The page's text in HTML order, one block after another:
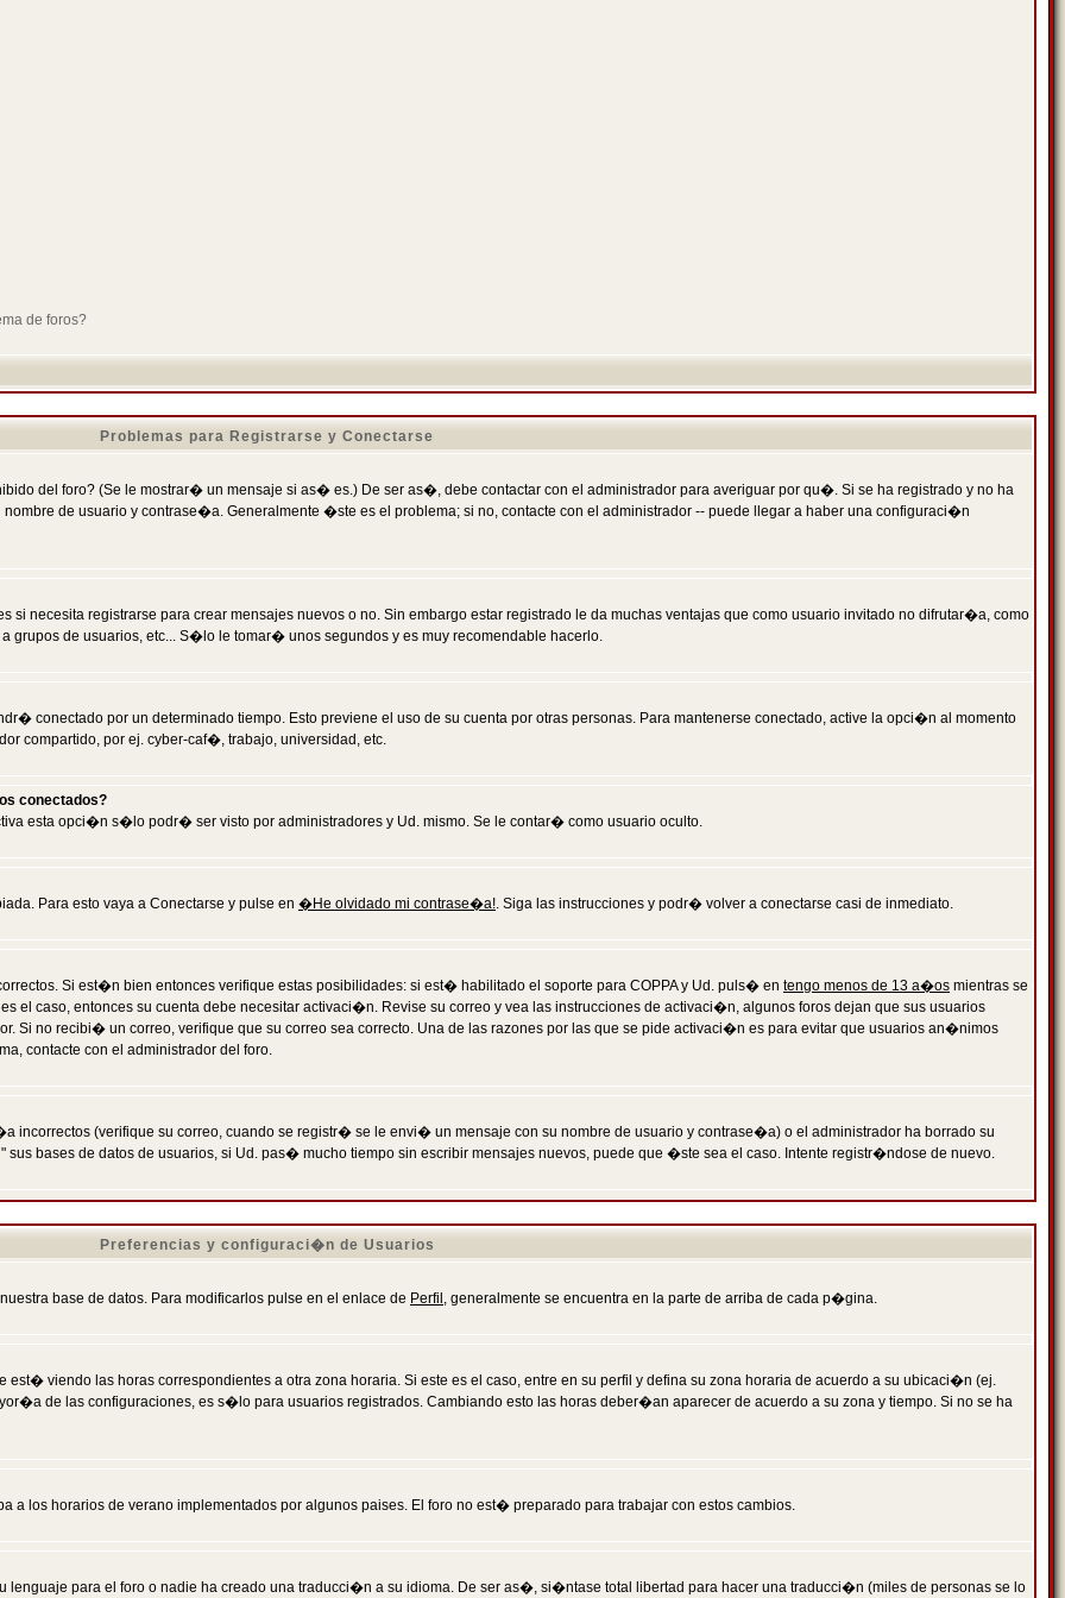
de foros?
Problemas para Registrarse y Conectarse
del foro? (Se le mostrar� un mensaje si as� es.) De ser as�, debe contactar con el administrador para averiguar por qu�. Si se ha registrado y no ha
de usuario y contrase�a. Generalmente �ste es el problema; si no, contacte con el administrador -- puede llegar a haber una configuraci�n
necesita registrarse para crear mensajes nuevos o no. Sin embargo estar registrado le da muchas ventajas que como usuario invitado no difrutar�a, como
de usuarios, etc... S�lo le tomar� unos segundos y es muy recomendable hacerlo.
conectado por un determinado tiempo. Esto previene el uso de su cuenta por otras personas. Para mantenerse conectado, active la opci�n al momento
compartido, por ej. cyber-caf�, trabajo, universidad, etc.
conectados?
esta opci�n s�lo podr� ser visto por administradores y Ud. mismo. Se le contar� como usuario oculto.
Para esto vaya a Conectarse y pulse en �He olvidado mi contrase�a!. Siga las instrucciones y podr� volver a conectarse casi de inmediato.
Si est�n bien entonces verifique estas posibilidades: si est� habilitado el soporte para COPPA y Ud. puls� en tengo menos de 13 a�os mientras se
el caso, entonces su cuenta debe necesitar activaci�n. Revise su correo y vea las instrucciones de activaci�n, algunos foros dejan que sus usuarios
Si no recibi� un correo, verifique que su correo sea correcto. Una de las razones por las que se pide activaci�n es para evitar que usuarios an�nimos
contacte con el administrador del foro.
incorrectos (verifique su correo, cuando se registr� se le envi� un mensaje con su nombre de usuario y contrase�a) o el administrador ha borrado su
bases de datos de usuarios, si Ud. pas� mucho tiempo sin escribir mensajes nuevos, puede que �ste sea el caso. Intente registr�ndose de nuevo.
Preferencias y configuraci�n de Usuarios
base de datos. Para modificarlos pulse en el enlace de Perfil , generalmente se encuentra en la parte de arriba de cada p�gina.
est� viendo las horas correspondientes a otra zona horaria. Si este es el caso, entre en su perfil y defina su zona horaria de acuerdo a su ubicaci�n (ej.
de las configuraciones, es s�lo para usuarios registrados. Cambiando esto las horas deber�an aparecer de acuerdo a su zona y tiempo. Si no se ha
a los horarios de verano implementados por algunos paises. El foro no est� preparado para trabajar con estos cambios.
para el foro o nadie ha creado una traducci�n a su idioma. De ser as�, si�ntase total libertad para hacer una traducci�n (miles de personas se lo